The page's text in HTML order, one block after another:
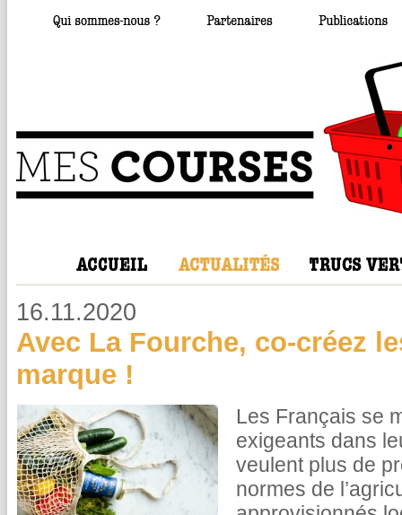
16.11.2020
Avec La Fourche, co-créez
marque !
Les Français se
exigeants dans
veulent plus de
normes de